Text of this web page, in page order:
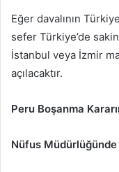
Eğer davalının
sefer Türkiye’de
İstanbul veya İzmir
açılacaktır.
Peru Boşanma
Nüfus Müdürlüğünde